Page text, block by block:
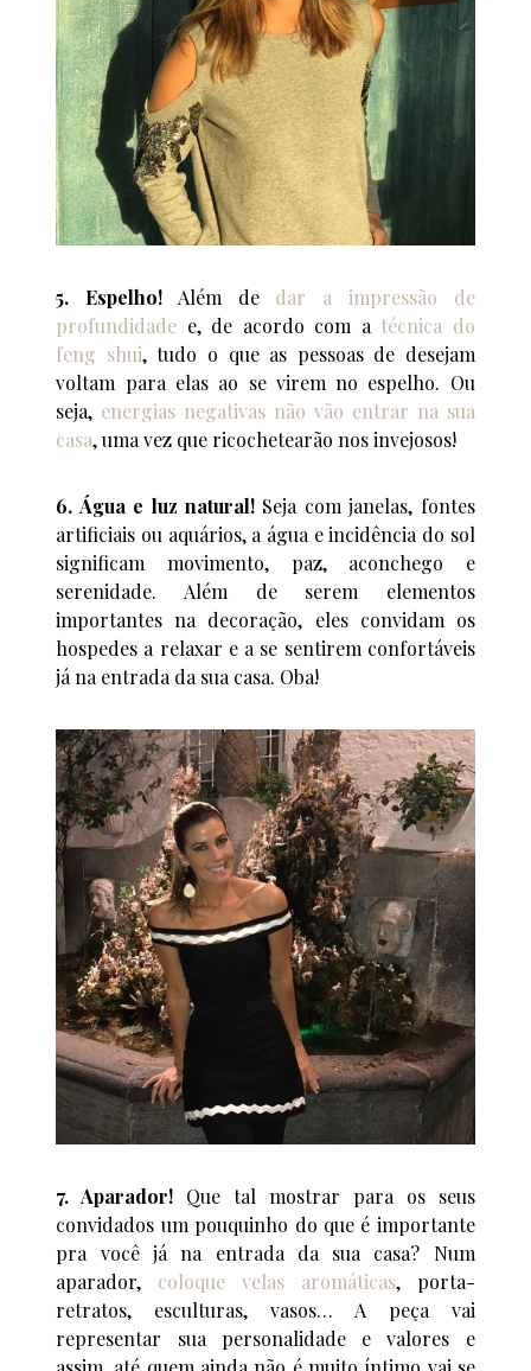
5. Espelho! Além de dar a impressão de
profundidade e, de acordo com a técnica do
feng shui, tudo o que as pessoas de desejam
voltam para elas ao se virem no espelho. Ou
seja, energias negativas não vão entrar na sua
casa, uma vez que ricochetearão nos invejosos!
6. Água e luz natural! Seja com janelas, fontes
artificiais ou aquários, a água e incidência do sol
significam movimento, paz, aconchego e
serenidade. Além de serem elementos
importantes na decoração, eles convidam os
hospedes a relaxar e a se sentirem confortáveis
já na entrada da sua casa. Oba!
7. Aparador! Que tal mostrar para os seus
convidados um pouquinho do que é importante
pra você já na entrada da sua casa? Num
aparador, coloque velas aromáticas, porta-
retratos, esculturas, vasos… A peça vai
representar sua personalidade e valores e